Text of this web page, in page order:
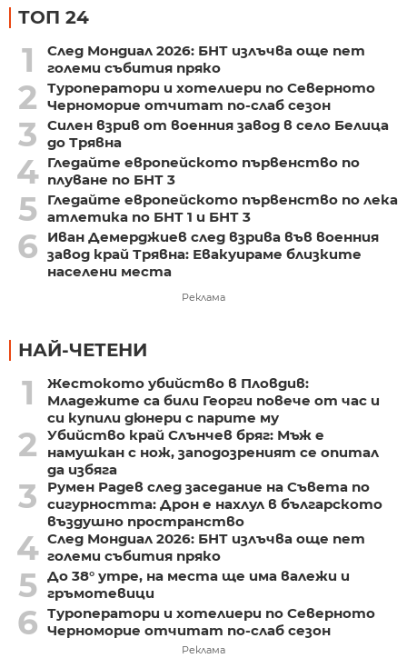
ТОП 24
1
След Мондиал 2026: БНТ излъчва още пет
големи събития пряко
2
Туроператори и хотелиери по Северното
Черноморие отчитат по-слаб сезон
3
Силен взрив от военния завод в село Белица
до Трявна
4 Гледайте европейското първенство по
плуване по БНТ 3
5
Гледайте европейското първенство по лека
атлетика по БНТ 1 и БНТ 3
6
Иван Демерджиев след взрива във военния
завод край Трявна: Евакуираме близките
населени места
Реклама
НАЙ-ЧЕТЕНИ
1
Жестокото убийство в Пловдив:
Младежите са били Георги повече от час и
си купили дюнери с парите му
2
Убийство край Слънчев бряг: Мъж е
намушкан с нож, заподозреният се опитал
да избяга
3
Румен Радев след заседание на Съвета по
сигурността: Дрон е нахлул в българското
въздушно пространство
4 След Мондиал 2026: БНТ излъчва още пет
големи събития пряко
5 До 38° утре, на места ще има валежи и
гръмотевици
6 Туроператори и хотелиери по Северното
Черноморие отчитат по-слаб сезон
Реклама